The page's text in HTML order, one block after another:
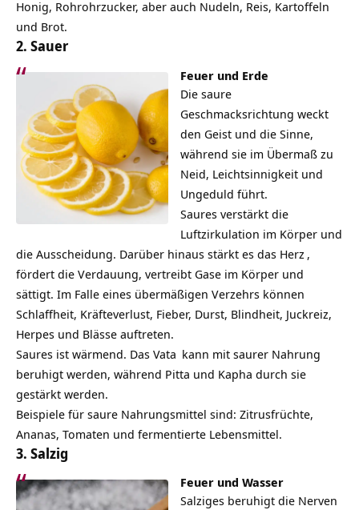
Honig, Rohrohrzucker, aber auch Nudeln, Reis, Kartoffeln
und Brot.
2. Sauer
Feuer und Erde
Die saure
Geschmacksrichtung weckt
den Geist und die Sinne,
während sie im Übermaß zu
Neid, Leichtsinnigkeit und
Ungeduld führt.
Saures verstärkt die
Luftzirkulation im Körper und
die Ausscheidung. Darüber hinaus stärkt es das Herz ,
fördert die Verdauung, vertreibt Gase im Körper und
sättigt. Im Falle eines übermäßigen Verzehrs können
Schlaffheit, Kräfteverlust, Fieber, Durst, Blindheit, Juckreiz,
Herpes und Blässe auftreten.
Saures ist wärmend. Das Vata kann mit saurer Nahrung
beruhigt werden, während Pitta und Kapha durch sie
gestärkt werden.
Beispiele für saure Nahrungsmittel sind: Zitrusfrüchte,
Ananas, Tomaten und fermentierte Lebensmittel.
3. Salzig
Feuer und Wasser
Salziges beruhigt die Nerven